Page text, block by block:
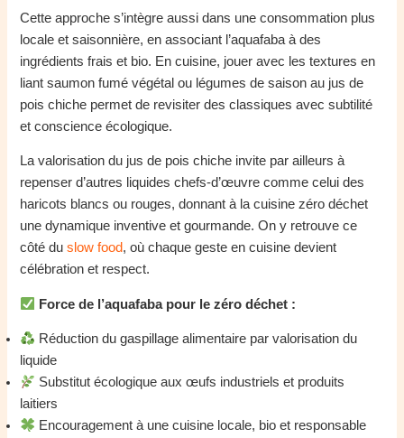
Cette approche s’intègre aussi dans une consommation plus
locale et saisonnière, en associant l’aquafaba à des
ingrédients frais et bio. En cuisine, jouer avec les textures en
liant saumon fumé végétal ou légumes de saison au jus de
pois chiche permet de revisiter des classiques avec subtilité
et conscience écologique.
La valorisation du jus de pois chiche invite par ailleurs à
repenser d’autres liquides chefs-d’œuvre comme celui des
haricots blancs ou rouges, donnant à la cuisine zéro déchet
une dynamique inventive et gourmande. On y retrouve ce
côté duslow food, où chaque geste en cuisine devient
célébration et respect.
Force de l’aquafaba pour le zéro déchet :
Réduction du gaspillage alimentaire par valorisation du
liquide
Substitut écologique aux œufs industriels et produits
laitiers
Encouragement à une cuisine locale, bio et responsable